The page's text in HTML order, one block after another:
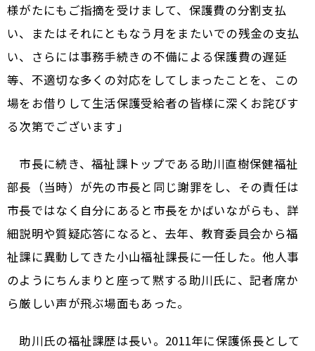
様がたにもご指摘を受けまして、保護費の分割支払
い、またはそれにともなう月をまたいでの残金の支払
い、さらには事務手続きの不備による保護費の遅延
等、不適切な多くの対応をしてしまったことを、この
場をお借りして生活保護受給者の皆様に深くお詫びす
る次第でございます」
市長に続き、福祉課トップである助川直樹保健福祉
部長（当時）が先の市長と同じ謝罪をし、その責任は
市長ではなく自分にあると市長をかばいながらも、詳
細説明や質疑応答になると、去年、教育委員会から福
祉課に異動してきた小山福祉課長に一任した。他人事
のようにちんまりと座って黙する助川氏に、記者席か
ら厳しい声が飛ぶ場面もあった。
助川氏の福祉課歴は長い。2011年に保護係長として